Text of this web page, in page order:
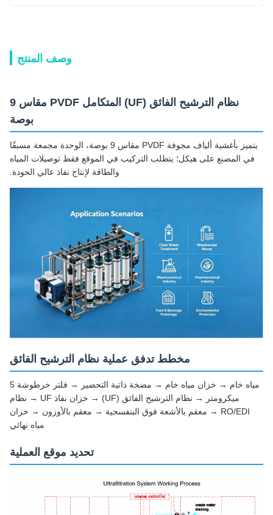
وصف المنتج
نظام الترشيح الفائق (UF) المتكامل PVDF مقاس 9
بوصة
يتميز بأغشية ألياف مجوفة PVDF مقاس 9 بوصة، الوحدة مجمعة مسبقًا
في المصنع على هيكل؛ يتطلب التركيب في الموقع فقط توصيلات المياه
والطاقة لإنتاج نفاذ عالي الجودة.
مخطط تدفق عملية نظام الترشيح الفائق
مياه خام → خزان مياه خام → مضخة ذاتية التحضير → فلتر خرطوشة 5
ميكرومتر → نظام الترشيح الفائق (UF) → خزان نفاذ UF → نظام
RO/EDI → معقم بالأشعة فوق البنفسجية → معقم بالأوزون → خزان
مياه نهائي
تحديد موقع العملية